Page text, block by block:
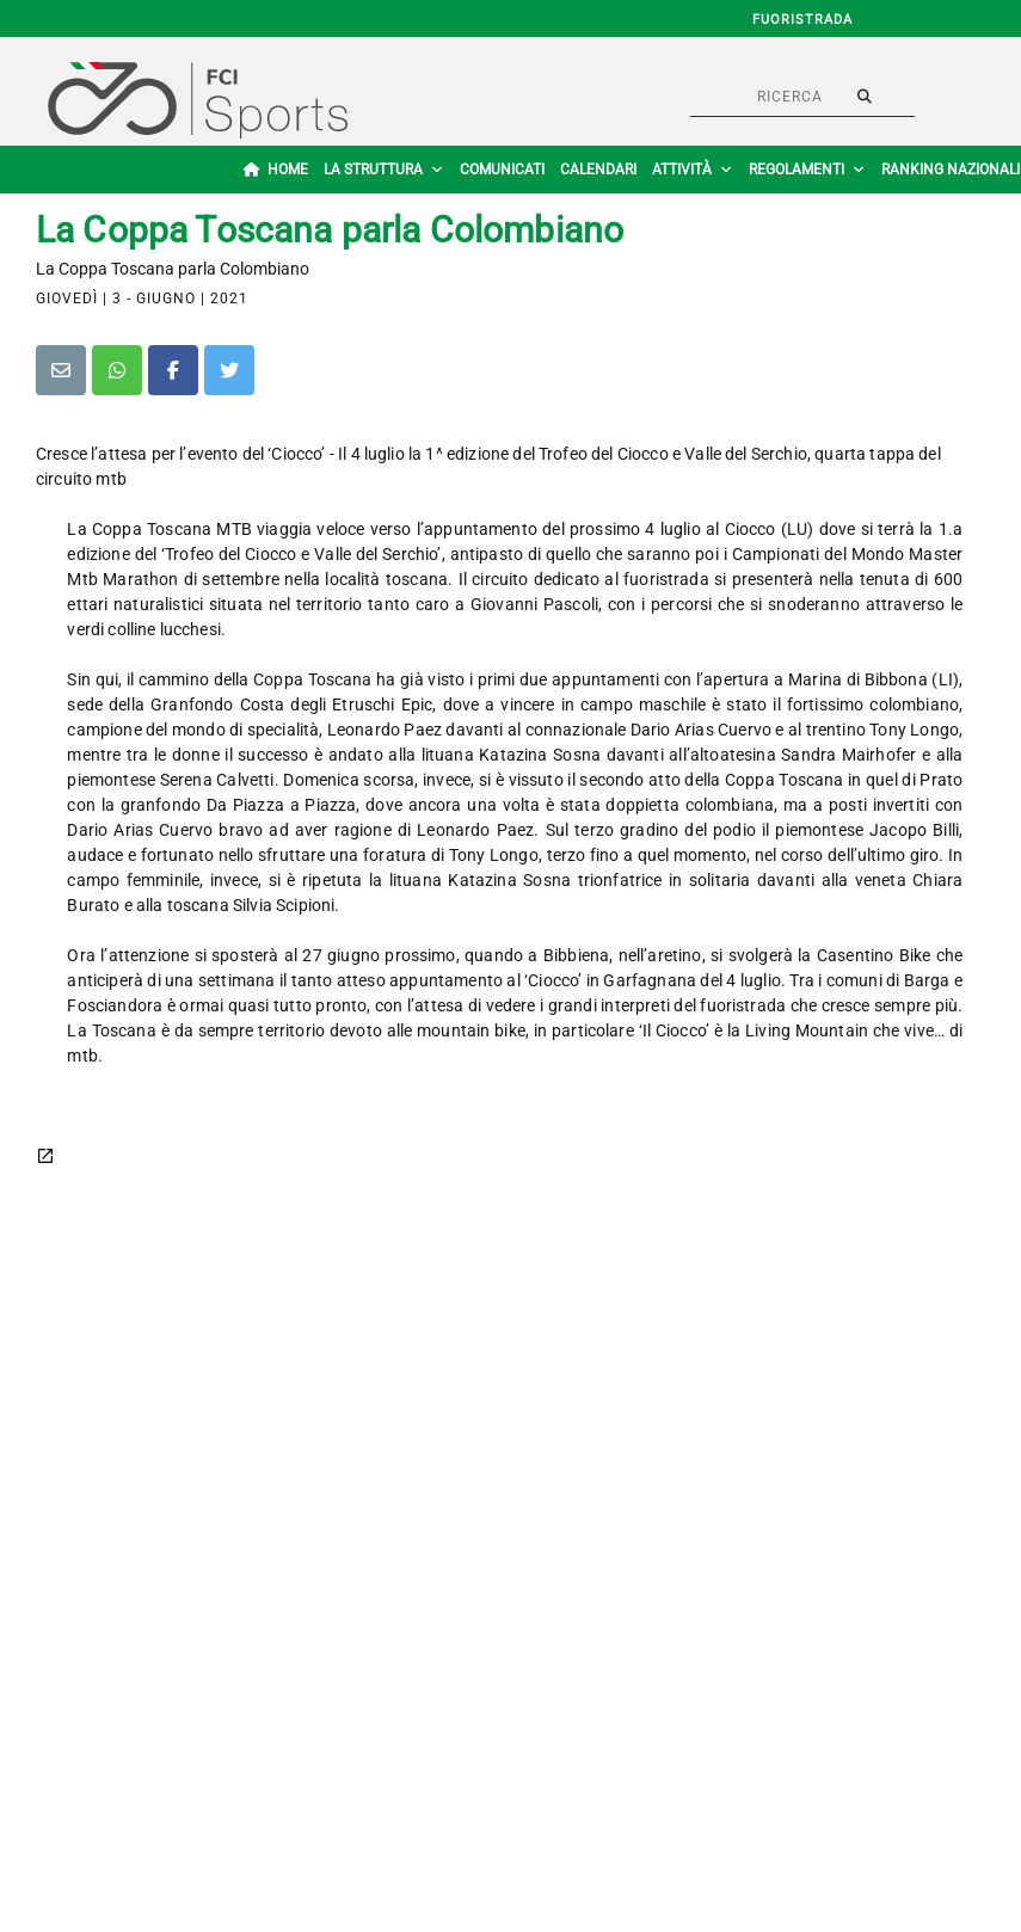
FUORISTRADA
HOME LA STRUTTURA COMUNICATI CALENDARI ATTIVITÀ REGOLAMENTI RANKING NAZIONALI
La Coppa Toscana parla Colombiano
La Coppa Toscana parla Colombiano
GIOVEDÌ | 3 - GIUGNO | 2021
Cresce l’attesa per l’evento del ‘Ciocco’ - Il 4 luglio la 1^ edizione del Trofeo del Ciocco e Valle del Serchio, quarta tappa del
circuito mtb
La Coppa Toscana MTB viaggia veloce verso l’appuntamento del prossimo 4 luglio al Ciocco (LU) dove si terrà la 1.a
edizione del ‘Trofeo del Ciocco e Valle del Serchio’, antipasto di quello che saranno poi i Campionati del Mondo Master
Mtb Marathon di settembre nella località toscana. Il circuito dedicato al fuoristrada si presenterà nella tenuta di 600
ettari naturalistici situata nel territorio tanto caro a Giovanni Pascoli, con i percorsi che si snoderanno attraverso le
verdi colline lucchesi.
Sin qui, il cammino della Coppa Toscana ha già visto i primi due appuntamenti con l’apertura a Marina di Bibbona (LI),
sede della Granfondo Costa degli Etruschi Epic, dove a vincere in campo maschile è stato il fortissimo colombiano,
campione del mondo di specialità, Leonardo Paez davanti al connazionale Dario Arias Cuervo e al trentino Tony Longo,
mentre tra le donne il successo è andato alla lituana Katazina Sosna davanti all’altoatesina Sandra Mairhofer e alla
piemontese Serena Calvetti. Domenica scorsa, invece, si è vissuto il secondo atto della Coppa Toscana in quel di Prato
con la granfondo Da Piazza a Piazza, dove ancora una volta è stata doppietta colombiana, ma a posti invertiti con
Dario Arias Cuervo bravo ad aver ragione di Leonardo Paez. Sul terzo gradino del podio il piemontese Jacopo Billi,
audace e fortunato nello sfruttare una foratura di Tony Longo, terzo fino a quel momento, nel corso dell’ultimo giro. In
campo femminile, invece, si è ripetuta la lituana Katazina Sosna trionfatrice in solitaria davanti alla veneta Chiara
Burato e alla toscana Silvia Scipioni.
Ora l’attenzione si sposterà al 27 giugno prossimo, quando a Bibbiena, nell’aretino, si svolgerà la Casentino Bike che
anticiperà di una settimana il tanto atteso appuntamento al ‘Ciocco’ in Garfagnana del 4 luglio. Tra i comuni di Barga e
Fosciandora è ormai quasi tutto pronto, con l’attesa di vedere i grandi interpreti del fuoristrada che cresce sempre più.
La Toscana è da sempre territorio devoto alle mountain bike, in particolare ‘Il Ciocco’ è la Living Mountain che vive… di
mtb.